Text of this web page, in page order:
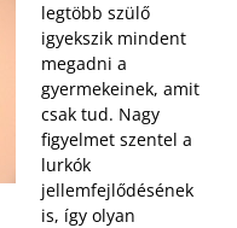
legtöbb szülő
igyekszik mindent
megadni a
gyermekeinek, amit
csak tud. Nagy
figyelmet szentel a
lurkók
jellemfejlődésének
is, így olyan